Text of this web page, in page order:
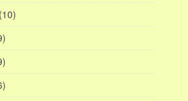
(10)